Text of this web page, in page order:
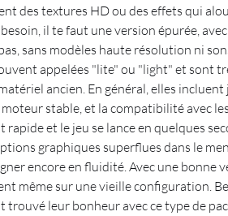
des textures HD ou des effets qui
il te faut une version épurée,
sans modèles haute résolution ni
appelées "lite" ou "light" et sont
ancien. En général, elles incluent
stable, et la compatibilité avec
rapide et le jeu se lance en quelques
graphiques superflues dans le
encore en fluidité. Avec une bonne
même sur une vieille configuration.
trouvé leur bonheur avec ce type de